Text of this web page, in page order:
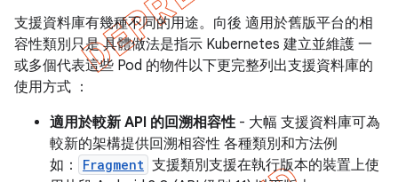
支援資料庫有幾種不同的用途。向後 適用於舊版平台的相
容性類別只是 具體做法是指示 Kubernetes 建立並維護 一
或多個代表這些 Pod 的物件以下更完整列出支援資料庫的
使用方式 ：
適用於較新 API 的回溯相容性- 大幅 支援資料庫可為
較新的架構提供回溯相容性 各種類別和方法例
如：
Fragment 支援類別支援在執行版本的裝置上使